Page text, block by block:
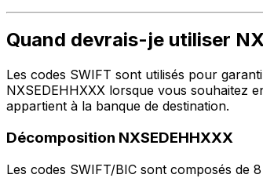
Quand devrais-je utiliser
Les codes SWIFT sont utilisés pour
NXSEDEHHXXX lorsque vous souhaitez
appartient à la banque de destination.
Décomposition NXSEDEHHXXX
Les codes SWIFT/BIC sont composés de